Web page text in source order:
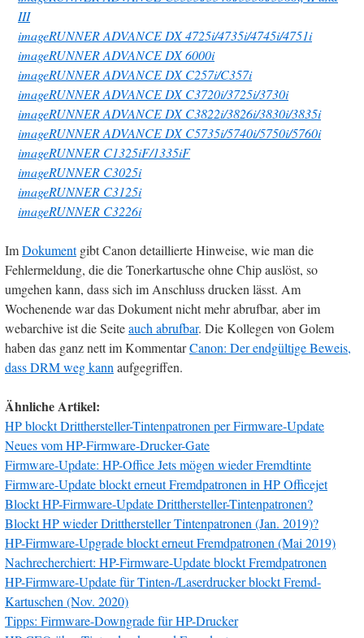
III
imageRUNNER ADVANCE DX 4725i/4735i/4745i/4751i
imageRUNNER ADVANCE DX 6000i
imageRUNNER ADVANCE DX C257i/C357i
imageRUNNER ADVANCE DX C3720i/3725i/3730i
imageRUNNER ADVANCE DX C3822i/3826i/3830i/3835i
imageRUNNER ADVANCE DX C5735i/5740i/5750i/5760i
imageRUNNER C1325iF/1335iF
imageRUNNER C3025i
imageRUNNER C3125i
imageRUNNER C3226i
ImDokumentgibt Canon detaillierte Hinweise, wie man die
Fehlermeldung, die die Tonerkartusche ohne Chip auslöst, so
umgehen kann, dass sich im Anschluss drucken lässt. Am
Wochenende war das Dokument nicht mehr abrufbar, aber im
webarchive ist die Seiteauch abrufbar. Die Kollegen von Golem
haben das ganz nett im KommentarCanon: Der endgültige Beweis,
dass DRM weg kannaufgegriffen.
Ähnliche Artikel:
HP blockt Dritthersteller-Tintenpatronen per Firmware-Update
Neues vom HP-Firmware-Drucker-Gate
Firmware-Update: HP-Office Jets mögen wieder Fremdtinte
Firmware-Update blockt erneut Fremdpatronen in HP Officejet
Blockt HP-Firmware-Update Dritthersteller-Tintenpatronen?
Blockt HP wieder Dritthersteller Tintenpatronen (Jan. 2019)?
HP-Firmware-Upgrade blockt erneut Fremdpatronen (Mai 2019)
Nachrecherchiert: HP-Firmware-Update blockt Fremdpatronen
HP-Firmware-Update für Tinten-/Laserdrucker blockt Fremd-
Kartuschen (Nov. 2020)
Tipps: Firmware-Downgrade für HP-Drucker